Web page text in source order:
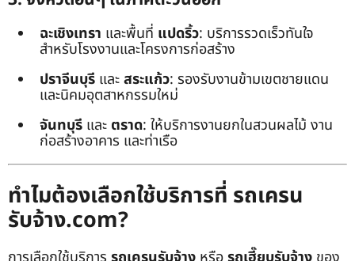
ฉะเชิงเทรา และพื้นที่ แปดริ้ว: บริการรวดเร็วทันใจ
สำหรับโรงงานและโครงการก่อสร้าง
ปราจีนบุรี และสระแก้ว: รองรับงานข้ามเขตชายแดน
และนิคมอุตสาหกรรมใหม่
จันทบุรี และ ตราด: ให้บริการงานยกในสวนผลไม้ งาน
ก่อสร้างอาคาร และท่าเรือ
ทำไมต้องเลือกใช้บริการที่ รถเครน
รับจ้าง.com?